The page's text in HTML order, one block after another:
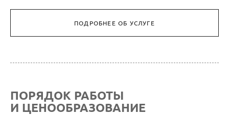
ПОДРОБНЕЕ ОБ УСЛУГЕ
ПОРЯДОК РАБОТЫ
И ЦЕНООБРАЗОВАНИЕ